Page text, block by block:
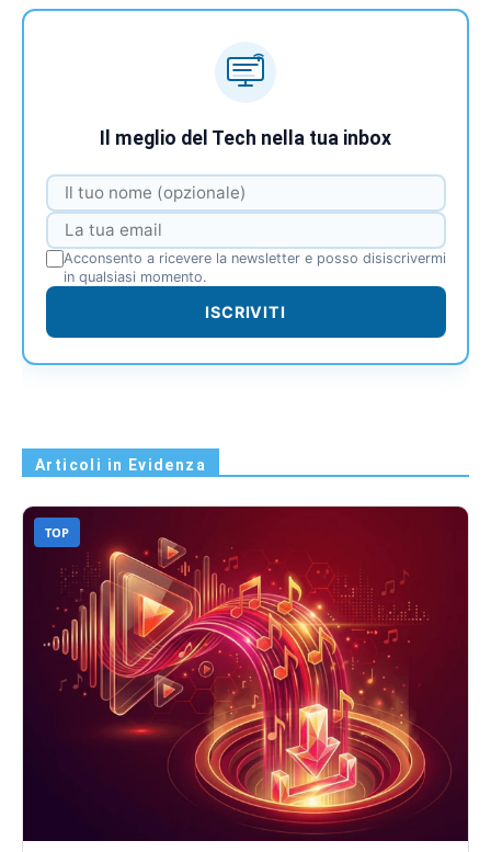
Il meglio del Tech nella tua inbox
Acconsento a ricevere la newsletter e posso disiscrivermi
in qualsiasi momento.
ISCRIVITI
Articoli in Evidenza
TOP